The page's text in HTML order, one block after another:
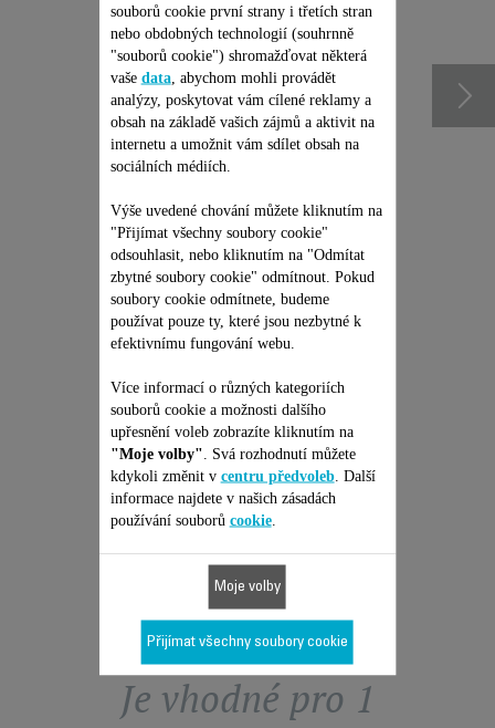
příslušenství
JEDNORÁZOVÁ PEVNÁ
CENA OPRAVY -
ROWENTA
Žádná cenová nabídka, žádné
překvapení & Prodloužení
záruky na 6 měsíců!
1 999,00 Kč
Přidat do nákupního košíku
Je vhodné pro 1
souborů cookie první strany i třetích stran
nebo obdobných technologií (souhrnně
"souborů cookie") shromažďovat některá
vaše data, abychom mohli provádět
analýzy, poskytovat vám cílené reklamy a
obsah na základě vašich zájmů a aktivit na
internetu a umožnit vám sdílet obsah na
sociálních médiích.
Výše uvedené chování můžete kliknutím na
"Přijímat všechny soubory cookie"
odsouhlasit, nebo kliknutím na "Odmítat
zbytné soubory cookie" odmítnout. Pokud
soubory cookie odmítnete, budeme
používat pouze ty, které jsou nezbytné k
efektivnímu fungování webu.
Více informací o různých kategoriích
souborů cookie a možnosti dalšího
upřesnění voleb zobrazíte kliknutím na
"Moje volby" . Svá rozhodnutí můžete
kdykoli změnit v centru předvoleb. Další
informace najdete v našich zásadách
používání souborů cookie.
Moje volby
Přijímat všechny soubory cookie